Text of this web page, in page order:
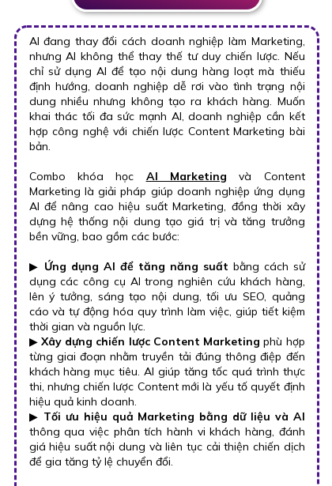
AI đang thay đổi cách doanh nghiệp làm Marketing,
nhưng AI không thể thay thế tư duy chiến lược. Nếu
chỉ sử dụng AI để tạo nội dung hàng loạt mà thiếu
định hướng, doanh nghiệp dễ rơi vào tình trạng nội
dung nhiều nhưng không tạo ra khách hàng. Muốn
khai thác tối đa sức mạnh AI, doanh nghiệp cần kết
hợp công nghệ với chiến lược Content Marketing bài
bản.
Combo khóa học AI Marketing và Content
Marketing là giải pháp giúp doanh nghiệp ứng dụng
AI để nâng cao hiệu suất Marketing, đồng thời xây
dựng hệ thống nội dung tạo giá trị và tăng trưởng
bền vững, bao gồm các bước:
▶ Ứng dụng AI để tăng năng suất bằng cách sử
dụng các công cụ AI trong nghiên cứu khách hàng,
lên ý tưởng, sáng tạo nội dung, tối ưu SEO, quảng
cáo và tự động hóa quy trình làm việc, giúp tiết kiệm
thời gian và nguồn lực.
▶Xây dựng chiến lược Content Marketing phù hợp
từng giai đoạn nhằm truyền tải đúng thông điệp đến
khách hàng mục tiêu. AI giúp tăng tốc quá trình thực
thi, nhưng chiến lược Content mới là yếu tố quyết định
hiệu quả kinh doanh.
▶ Tối ưu hiệu quả Marketing bằng dữ liệu và AI
thông qua việc phân tích hành vi khách hàng, đánh
giá hiệu suất nội dung và liên tục cải thiện chiến dịch
để gia tăng tỷ lệ chuyển đổi.